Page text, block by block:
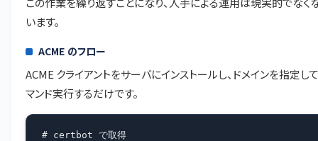
います。
ACME のフロー
ACME クライアントをサーバにインストールし、ドメインを指定し
マンド実行するだけです。
# certbot で取得